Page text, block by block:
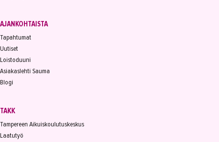
AJANKOHTAISTA
Tapahtumat
Uutiset
Loistoduuni
Asiakaslehti Sauma
Blogi
TAKK
Tampereen Aikuiskoulutuskeskus
Laatutyö